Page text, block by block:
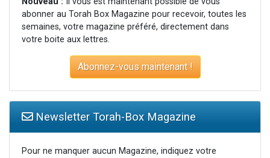
abonner au Torah Box Magazine pour recevoir, toutes les
semaines, votre magazine préféré, directement dans
votre boite aux lettres.
Abonnez-vous maintenant !
Newsletter Torah-Box Magazine
Pour ne manquer aucun Magazine, indiquez votre